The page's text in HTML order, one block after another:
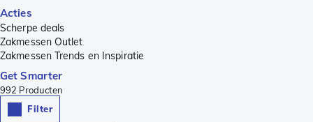
Acties
Scherpe deals
Zakmessen Outlet
Zakmessen Trends en Inspiratie
Get Smarter
992 Producten
Filter